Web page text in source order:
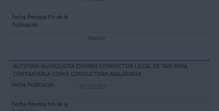
Mostrar
AUTOTAXI<br/>SOLICITA EXAMEN CONDUCTOR LOCAL DE TAXI PARA
CONTRATARLA COMO CONDUCTORA ASALARIADA
05/12/2023